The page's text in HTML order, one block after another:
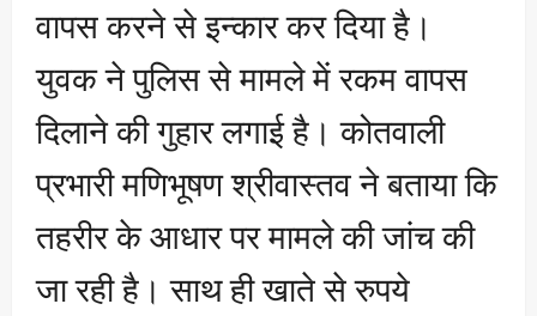
वापस करने से इन्कार कर दिया है।
युवक ने पुलिस से मामले में रकम वापस
दिलाने की गुहार लगाई है। कोतवाली
प्रभारी मणिभूषण श्रीवास्तव ने बताया कि
तहरीर के आधार पर मामले की जांच की
जा रही है। साथ ही खाते से रुपये